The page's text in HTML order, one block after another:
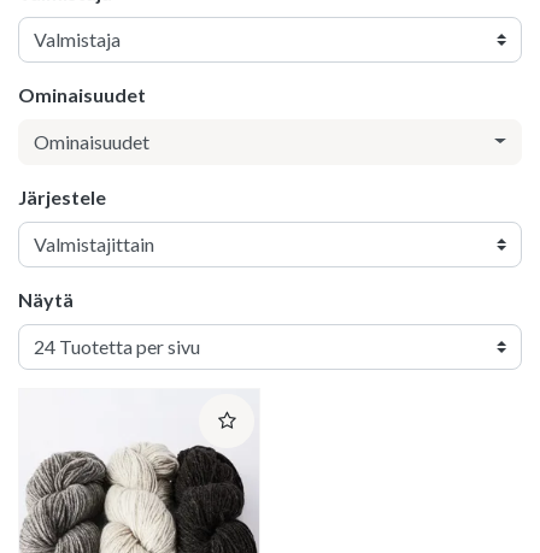
Ominaisuudet
Ominaisuudet
Järjestele
Näytä